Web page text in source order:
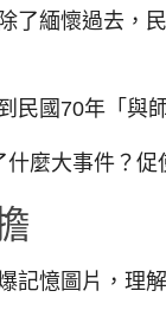
緬懷過去，
國70年「與
麼大事件？促
憶圖片，理